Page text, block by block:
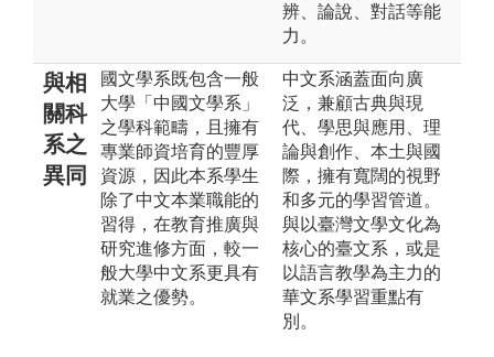
辨、論說、對話等能
力。
與相
關科
系之
異同
國文學系既包含一般
大學「中國文學系」
之學科範疇，且擁有
專業師資培育的豐厚
資源，因此本系學生
除了中文本業職能的
習得，在教育推廣與
研究進修方面，較一
般大學中文系更具有
就業之優勢。
中文系涵蓋面向廣
泛，兼顧古典與現
代、學思與應用、理
論與創作、本土與國
際，擁有寬闊的視野
和多元的學習管道。
與以臺灣文學文化為
核心的臺文系，或是
以語言教學為主力的
華文系學習重點有
別。